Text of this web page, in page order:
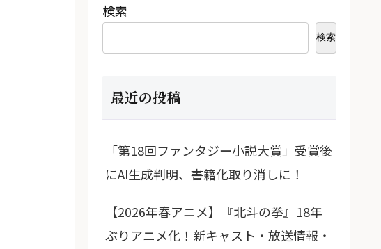
検索
検索
最近の投稿
「第18回ファンタジー小説大賞」受賞後
にAI生成判明、書籍化取り消しに！
【2026年春アニメ】『北斗の拳』18年
ぶりアニメ化！新キャスト・放送情報・